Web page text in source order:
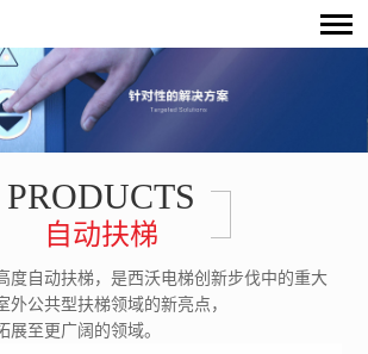
PRODUCTS
自动扶梯
度自动扶梯，是西沃电梯创新步伐中的重大
外公共型扶梯领域的新亮点，
展至更广阔的领域。